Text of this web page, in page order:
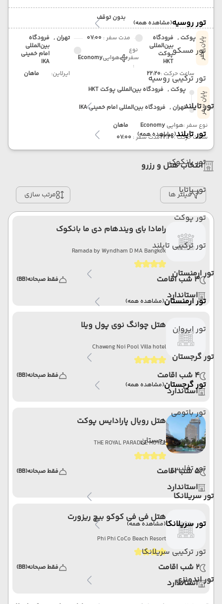
تور روسیه(مشاهده همه)
تور مسکو
تور ترکیبی روسیه
تور تایلند
تور تایلند(مشاهده همه)
تور بانکوک
تور پاتایا
تور پوکت
تور ترکیبی تایلند
تور ارمنستان
تور ارمنستان(مشاهده همه)
تور ایروان
تور گرجستان
تور گرجستان(مشاهده همه)
تور باتومی
تور ترکیبی گرجستان
تور تفلیس
تور سریلانکا
تور سریلانکا(مشاهده همه)
تور ترکیبی سریلانکا
تور اندونزی
بدون توقف
پایان سفرپوکت , فرودگاه
بین‌المللی
پوکت
HKT
ساعت حرکت :22:20
مدت سفر : 07:00
نوع
سفر
:
هواییEconomy
تهران , فرودگاه
بین‌المللی
امام خمینی
IKA
ایرلاین:
ماهان
پایان سفر
پوکت , فرودگاه بین‌المللی پوکت HKT
تهران , فرودگاه بین‌المللی امام خمینی IKA
نوع سفر :هوایی
ماهان
ساعت حرکت :22:20مدت سفر : 07:00
انتخاب هتل و رزرو
فیلتر ها مرتب سازی
رامادا بای ویندهام دی ما بانکوک
Ramada by Wyndham D MA Bangkok
3 شب اقامت فقط صبحانه(BB)
استاندارد
هتل چوانگ نوی پول ویلا
Chaweng Noi Pool Villa hotel
4 شب اقامت فقط صبحانه(BB)
استاندارد
هتل رویال پارادایس پوکت
THE ROYAL PARADISE HOTEL
5 شب اقامت فقط صبحانه(BB)
استاندارد
هتل فی فی کوکو بیچ ریزورت
Phi Phi CoCo Beach Resort
2 شب اقامت فقط صبحانه(BB)
استاندارد